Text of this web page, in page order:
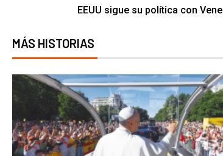
EEUU sigue su política con
MÁS HISTORIAS